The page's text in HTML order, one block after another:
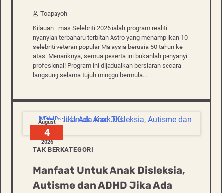
Toapayoh
Kilauan Emas Selebriti 2026 ialah program realiti
nyanyian terbaharu terbitan Astro yang menampilkan 10
selebriti veteran popular Malaysia berusia 50 tahun ke
atas. Menariknya, semua peserta ini bukanlah penyanyi
profesional! Program ini dijadualkan bersiaran secara
langsung selama tujuh minggu bermula…
August
4
2026
TAK BERKATEGORI
Manfaat Untuk Anak Disleksia,
Autisme dan ADHD Jika Ada